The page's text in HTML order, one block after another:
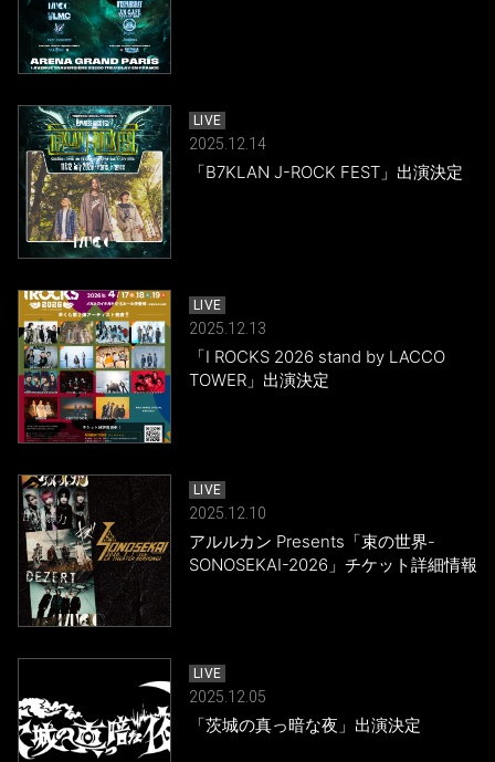
LIVE
2025.12.14
「B7KLAN J-ROCK FEST」出演決定
LIVE
2025.12.13
「I ROCKS 2026 stand by LACCO
TOWER」出演決定
LIVE
2025.12.10
アルルカン Presents「束の世界-
SONOSEKAI-2026」チケット詳細情報
LIVE
2025.12.05
「茨城の真っ暗な夜」出演決定